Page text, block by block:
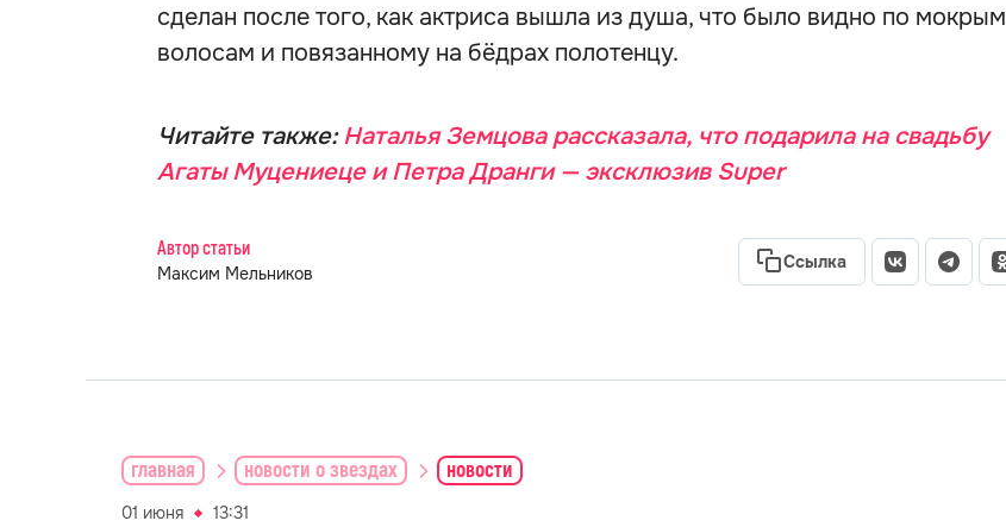
сделан после того, как актриса вышла из душа, что было видно по мокрым
волосам и повязанному на бёдрах полотенцу.
Читайте также:Наталья Земцова рассказала, что подарила на свадьбу
Агаты Муцениеце и Петра Дранги — эксклюзив Super
Автор статьи
Максим Мельников
Ссылка
главная новости о звездах новости
01 июня 13:31